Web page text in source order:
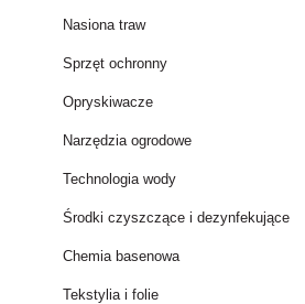
Nasiona traw
Sprzęt ochronny
Opryskiwacze
Narzędzia ogrodowe
Technologia wody
Środki czyszczące i dezynfekujące
Chemia basenowa
Tekstylia i folie